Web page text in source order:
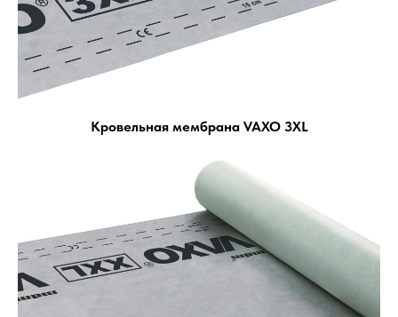
Кровельная мембрана VAXO 3XL